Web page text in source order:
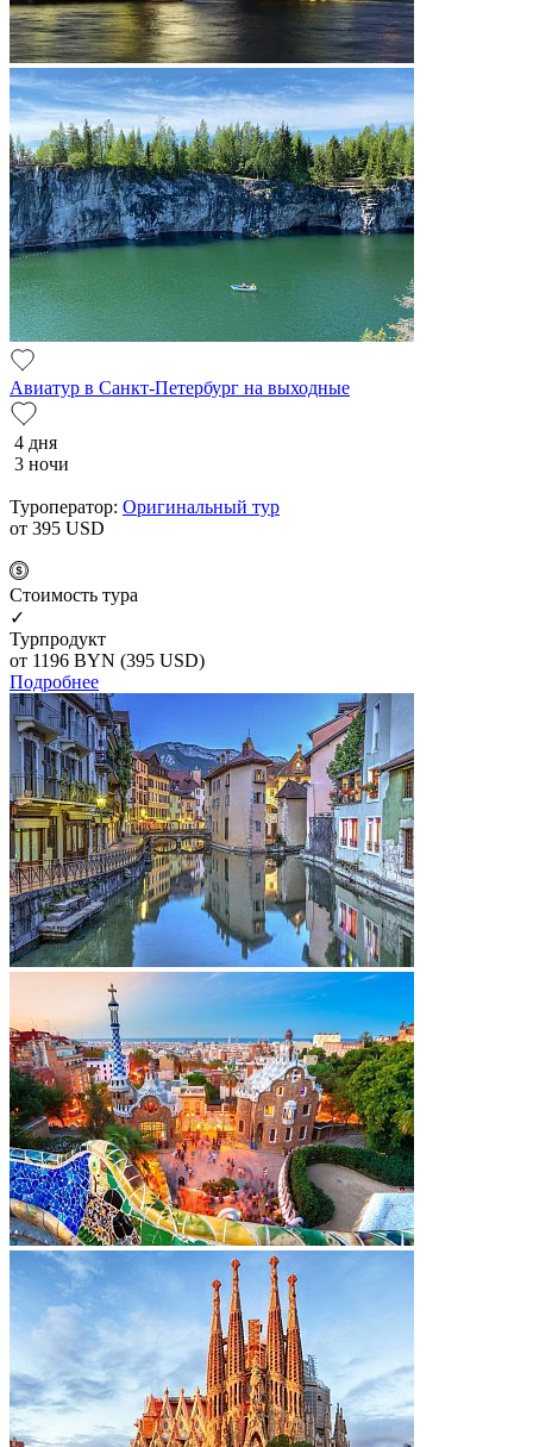
Авиатур в Санкт-Петербург на выходные
4 дня
3 ночи
Туроператор: Оригинальный тур
от 395 USD
Cтоимость тура
✓
Турпродукт
от 1196 BYN (395 USD)
Подробнее